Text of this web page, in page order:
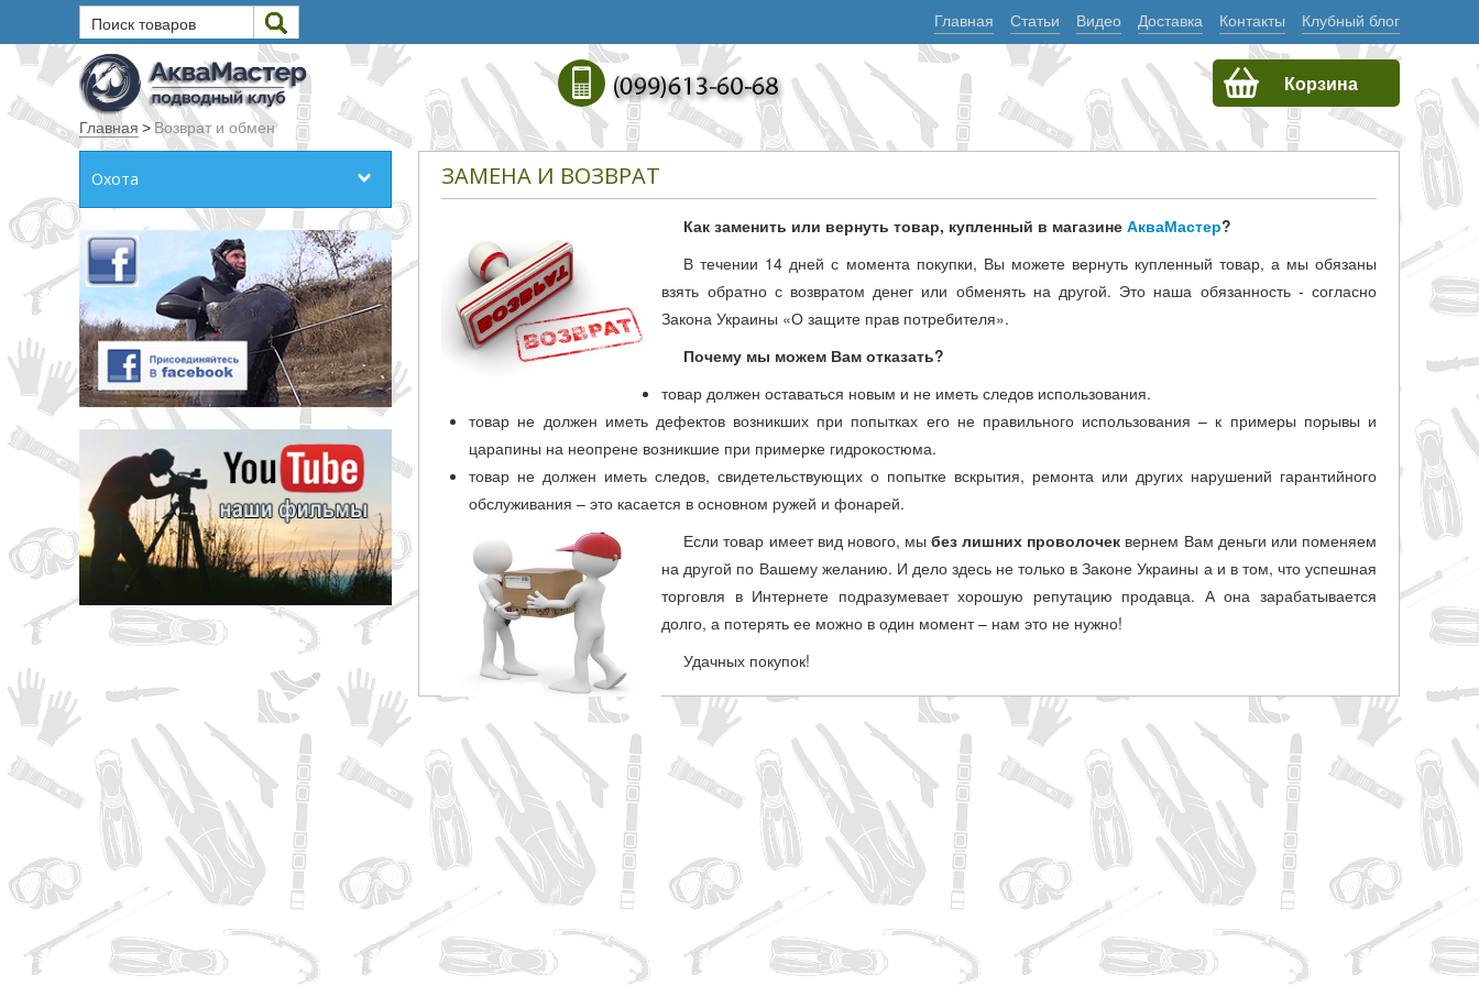
Главная Статьи Видео Доставка Контакты Клубный блог
Поиск товаров
Текст
Все слова
Точное совпадение
Категории
Производитель
_JSHOP_SEARCH_COINS
до
грн
Корзина
Главная >Возврат и обмен
Охота ЗАМЕНА И ВОЗВРАТ
Как заменить или вернуть товар, купленный в магазинеАкваМастер?
В течении 14 дней с момента покупки, Вы можете вернуть купленный товар, а мы обязаны
взять обратно с возвратом денег или обменять на другой. Это наша обязанность - согласно
Закона Украины «О защите прав потребителя».
Почему мы можем Вам отказать?
товар должен оставаться новым и не иметь следов использования.
товар не должен иметь дефектов возникших при попытках его не правильного использования – к примеры порывы и
царапины на неопрене возникшие при примерке гидрокостюма.
товар не должен иметь следов, свидетельствующих о попытке вскрытия, ремонта или других нарушений гарантийного
обслуживания – это касается в основном ружей и фонарей.
Если товар имеет вид нового, мыбез лишних проволочек вернем Вам деньги или поменяем
на другой по Вашему желанию. И дело здесь не только в Законе Украины а и в том, что успешная
торговля в Интернете подразумевает хорошую репутацию продавца. А она зарабатывается
долго, а потерять ее можно в один момент – нам это не нужно!
Удачных покупок!